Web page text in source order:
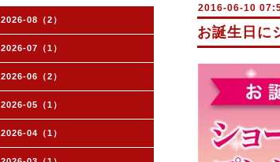
2026-08（2）
2026-07（1）
2026-06（2）
2026-05（1）
2026-04（1）
2016-06-10
お誕生日に